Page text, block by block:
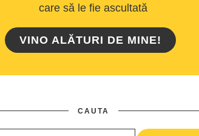
care să le fie ascultată
VINO ALĂTURI DE MINE!
CAUTA